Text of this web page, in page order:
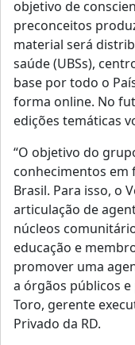
objetivo de
preconceitos
material será
saúde (UBSs),
base por todo o
forma online. No
edições temáticas
“O objetivo do
conhecimentos em
Brasil. Para isso, o
articulação de
núcleos
educação e
promover uma
a órgãos públicos
Toro, gerente
Privado da RD.